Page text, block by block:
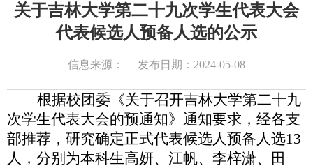
关于吉林大学第二十九次学生代表大会
代表候选人预备人选的公示
信息来源： 发布日期：2024-05-08
根据校团委《关于召开吉林大学第二十九
次学生代表大会的预通知》通知要求，经各支
部推荐，研究确定正式代表候选人预备人选13
人，分别为本科生高妍、江帆、李梓潇、田